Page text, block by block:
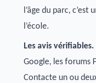
l’âge du parc,
l’école.
Les avis vérifiables.
Google, les forums
Contacte un ou